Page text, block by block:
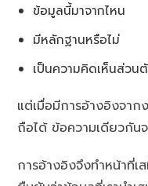
ข้อมูลนี้มาจากไหน
มีหลักฐานหรือไม่
เป็นความคิดเห็นส่วน
แต่เมื่อมีการอ้างอิงจาก
ถือได้ ข้อความเดียวกัน
การอ้างอิงจึงทำหน้าที่